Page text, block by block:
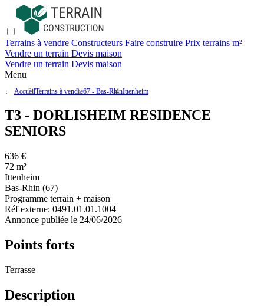
Terrains à vendre Constructeurs Faire construire Prix terrains m²
Vendre un terrain Devis maison
Vendre un terrain Devis maison
Menu
AccueilTerrains à vendre67 - Bas-RhinIttenheim
T3 - DORLISHEIM RESIDENCE
SENIORS
636 €
72 m²
Ittenheim
Bas-Rhin (67)
Programme terrain + maison
Réf externe: 0491.01.01.1004
Annonce publiée le 24/06/2026
Points forts
Terrasse
Description